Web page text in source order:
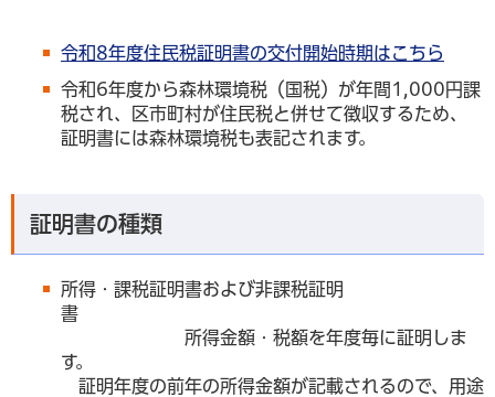
令和8年度住民税証明書の交付開始時期はこちら
令和6年度から森林環境税（国税）が年間1,000円課
税され、区市町村が住民税と併せて徴収するため、
証明書には森林環境税も表記されます。
証明書の種類
所得・課税証明書および非課税証明
書
所得金額・税額を年度毎に証明しま
す。
証明年度の前年の所得金額が記載されるので、用途